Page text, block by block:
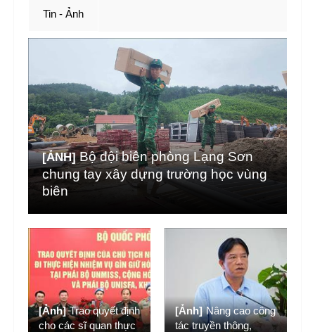
[ẢNH] Bộ đội biên phòng Lạng Sơn
chung tay xây dựng trường học vùng
biên
[Ảnh] Trao quyết định
cho các sĩ quan thực
[Ảnh] Nâng cao công
tác truyền thông,
Tin - Ảnh